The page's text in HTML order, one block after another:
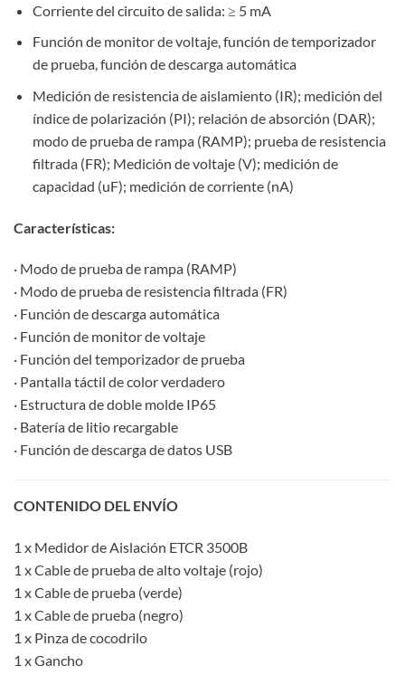
Corriente del circuito de salida: ≥ 5 mA
Función de monitor de voltaje, función de temporizador
de prueba, función de descarga automática
Medición de resistencia de aislamiento (IR); medición del
índice de polarización (PI); relación de absorción (DAR);
modo de prueba de rampa (RAMP); prueba de resistencia
filtrada (FR); Medición de voltaje (V); medición de
capacidad (uF); medición de corriente (nA)
Características:
· Modo de prueba de rampa (RAMP)
· Modo de prueba de resistencia filtrada (FR)
· Función de descarga automática
· Función de monitor de voltaje
· Función del temporizador de prueba
· Pantalla táctil de color verdadero
· Estructura de doble molde IP65
· Batería de litio recargable
· Función de descarga de datos USB
CONTENIDO DEL ENVÍO
1 x Medidor de Aislación ETCR 3500B
1 x Cable de prueba de alto voltaje (rojo)
1 x Cable de prueba (verde)
1 x Cable de prueba (negro)
1 x Pinza de cocodrilo
1 x Gancho